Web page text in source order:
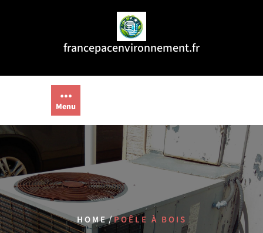
francepacenvironnement.fr
Menu
HOME/POÊLE À BOIS